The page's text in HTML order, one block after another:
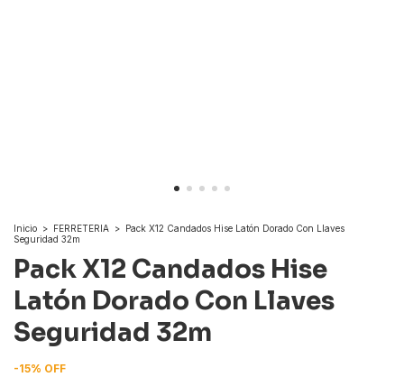
Inicio > FERRETERIA >
Pack X12 Candados Hise Latón Dorado Con Llaves
Seguridad 32m
Pack X12 Candados Hise
Latón Dorado Con Llaves
Seguridad 32m
-15% OFF